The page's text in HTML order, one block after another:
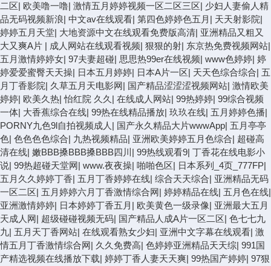
二区| 欧美噜一噜| 激情五月婷婷视频一区二区三区| 少妇人妻偷人精
品无码视频新浪| 中文av在线观看| 第四色婷婷色五月 | 天天射影院|
婷婷五月天堂| 大地资源中文在线观看免费版高清| 亚洲精品又粗又
大又爽A片 | 成人网站在线观看视频| 狠狠的射| 东京热免费视频网站|
五月激情婷婷女| 97夫妻超碰| 思思热99er在线视频| www色婷婷| 婷
婷爱爱蜜臀天天操| 日本五月婷婷| 日本A片一区| 天天色综合综合| 五
月丁香影院| 久草五月天电影网| 国产精品涩涩涩视频网站| 激情欧美
婷婷| 欧美久热|怡红院 久久 | 在线成人网站| 99热婷婷| 99综合视频
一体| 大香蕉综合在线| 99热在线精品播放| 玖玖在线| 五月婷婷色播|
PORNY九色9l自拍视频成人 | 国产永久精品大片wwwApp| 五月亭亭
色| 色色色色综合| 九热视频精品| 亚洲欧美婷婷五月色综合| 超碰高
清在线| 嫩BBB搡BBB搡BBB四川 | 99热线观看9| 丁香花在线电影小
说| 99热超碰天堂网| www.夜夜操| 啪啪色区| 日本系列_4页_777FP|
五月久久婷婷丁香| 五月丁香婷婷在线| 综合天天综合| 亚洲精品无码
一区二区| 五月婷婷六月丁香激情综合网| 婷婷精品在线| 五月色在线|
亚洲激情婷婷| 日本婷婷丁香五月 | 欧美黄色一级录像| 亚洲最大五月
天成人网| 超级碰碰视频无码| 国产精品人成A片一区二区| 色七七九
九| 五月天丁香网站| 在线观看熟女少妇| 亚洲中文字幕在线观看| 激
情五月丁香激情综合网| 久久免费高| 色婷婷亚洲精品天天综| 991国
产精选视频在线播放下载| 婷婷丁香人妻天天爽| 99热国产婷婷| 97狠